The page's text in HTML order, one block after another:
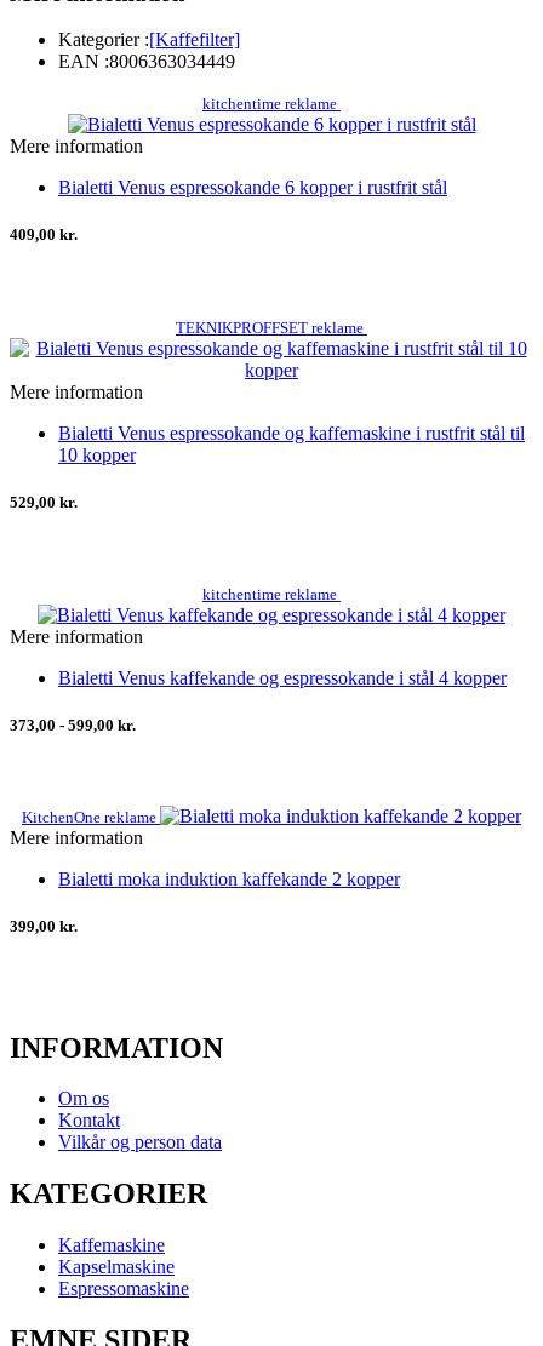
Kategorier :[Kaffefilter]
EAN :8006363034449
kitchentime reklame
Mere information
Bialetti Venus espressokande 6 kopper i rustfrit stål
409,00 kr.
TEKNIKPROFFSET reklame
Mere information
Bialetti Venus espressokande og kaffemaskine i rustfrit stål til
10 kopper
529,00 kr.
kitchentime reklame
Mere information
Bialetti Venus kaffekande og espressokande i stål 4 kopper
373,00 - 599,00 kr.
KitchenOne reklame
Mere information
Bialetti moka induktion kaffekande 2 kopper
399,00 kr.
INFORMATION
Om os
Kontakt
Vilkår og person data
KATEGORIER
Kaffemaskine
Kapselmaskine
Espressomaskine